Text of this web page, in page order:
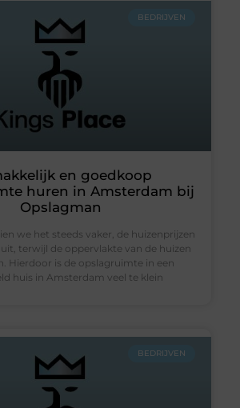
BEDRIJVEN
en goedkoop
huren in Amsterdam bij
Opslagman
we het steeds vaker, de huizenprijzen
terwijl de oppervlakte van de huizen
Hierdoor is de opslagruimte in een
huis in Amsterdam veel te klein
BEDRIJVEN